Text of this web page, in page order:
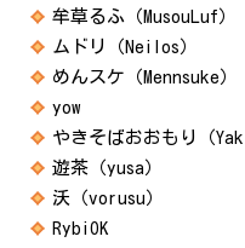
牟草るふ（MusouLuf）
ムドリ（Neilos）
めんスケ（Mennsuke）
yow
やきそばおおもり（
遊茶（yusa）
沃（vorusu）
RybiOK